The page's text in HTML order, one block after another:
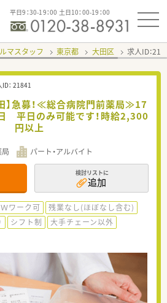
平日9：30-19：00 土日10：00-19：00
マスタッフ 東京都 大田区 求人ID：
： 21841
】急募！≪総合病院門前薬局≫17
平日のみ可能です！時給2,300
円以上
パート・アルバイト
検討リストに
追加
Ｗワーク可
残業なし(ほぼなし含む)
シフト制
大手チェーン以外